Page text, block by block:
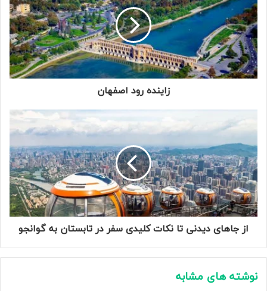
زاینده رود اصفهان
از جاهای دیدنی تا نکات کلیدی سفر در تابستان به گوانجو
نوشته های مشابه